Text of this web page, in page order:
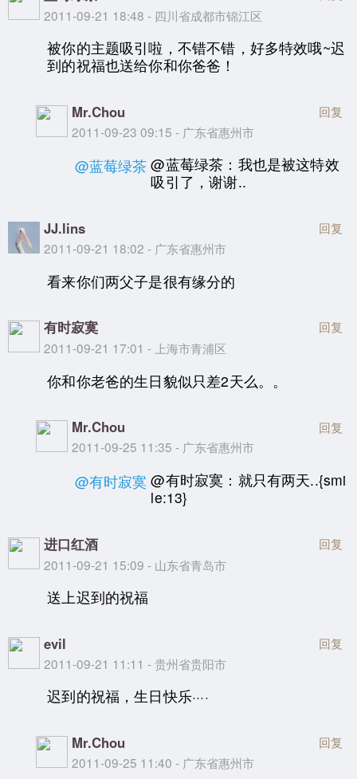
2011-09-21 18:48 - 四川省成都市锦江区
被你的主题吸引啦，不错不错，好多特效哦~迟
到的祝福也送给你和你爸爸！
Mr.Chou
2011-09-23 09:15 - 广东省惠州市
回复
@蓝莓绿茶 @蓝莓绿茶：我也是被这特效
吸引了，谢谢..
JJ.lins
2011-09-21 18:02 - 广东省惠州市
回复
看来你们两父子是很有缘分的
有时寂寞
2011-09-21 17:01 - 上海市青浦区
回复
你和你老爸的生日貌似只差2天么。。
Mr.Chou
2011-09-25 11:35 - 广东省惠州市
回复
@有时寂寞 @有时寂寞：就只有两天..{smi
le:13}
进口红酒
2011-09-21 15:09 - 山东省青岛市
回复
送上迟到的祝福
evil
2011-09-21 11:11 - 贵州省贵阳市
回复
迟到的祝福，生日快乐····
Mr.Chou
2011-09-25 11:40 - 广东省惠州市
回复